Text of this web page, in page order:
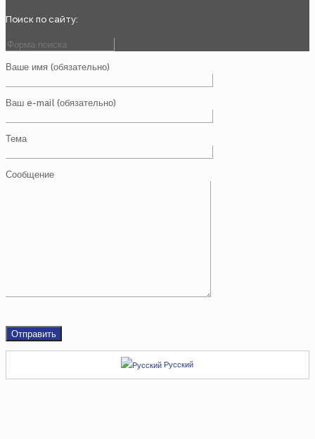
Поиск по сайту:
Ваше имя (обязательно)
Ваш e-mail (обязательно)
Тема
Сообщение
Русский